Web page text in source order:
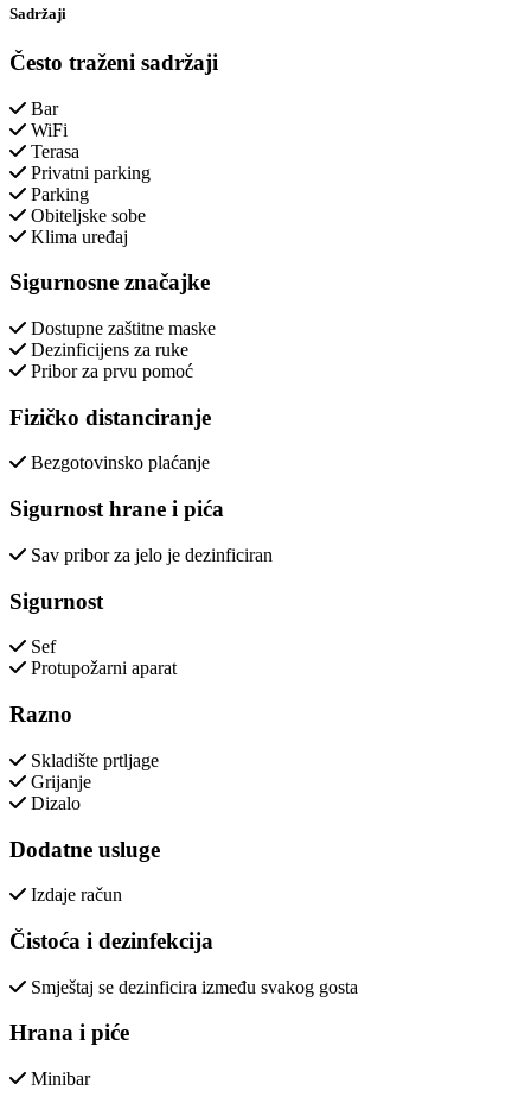
Sadržaji
Često traženi sadržaji
Bar
WiFi
Terasa
Privatni parking
Parking
Obiteljske sobe
Klima uređaj
Sigurnosne značajke
Dostupne zaštitne maske
Dezinficijens za ruke
Pribor za prvu pomoć
Fizičko distanciranje
Bezgotovinsko plaćanje
Sigurnost hrane i pića
Sav pribor za jelo je dezinficiran
Sigurnost
Sef
Protupožarni aparat
Razno
Skladište prtljage
Grijanje
Dizalo
Dodatne usluge
Izdaje račun
Čistoća i dezinfekcija
Smještaj se dezinficira između svakog gosta
Hrana i piće
Minibar